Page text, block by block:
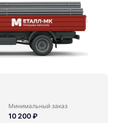
Минимальный заказ
10 200 ₽